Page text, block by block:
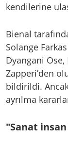
kendilerine
Bienal
Solange
Dyangani
Zapperi’den
bildirildi.
ayrılma
"Sanat